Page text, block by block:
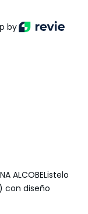
by
ALCOBEListelo
con diseño